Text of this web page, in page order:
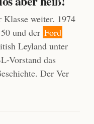
weiter. 1974
und der Ford
Leyland unter
Vorstand das
Der Ver